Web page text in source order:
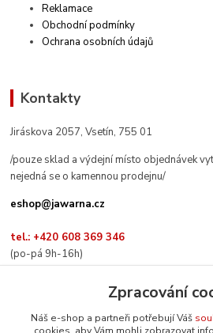
Reklamace
Obchodní podmínky
Ochrana osobních údajů
Kontakty
Jiráskova 2057, Vsetín, 755 01
/pouze sklad a výdejní místo objednávek
nejedná se o kamennou prodejnu/
eshop@jawarna.cz
tel.: +420 608 369 346
(po-pá 9h-16h)
Zpracování
Náš e-shop a partneři potřebují Váš
cookies, aby Vám mohli zobrazovat